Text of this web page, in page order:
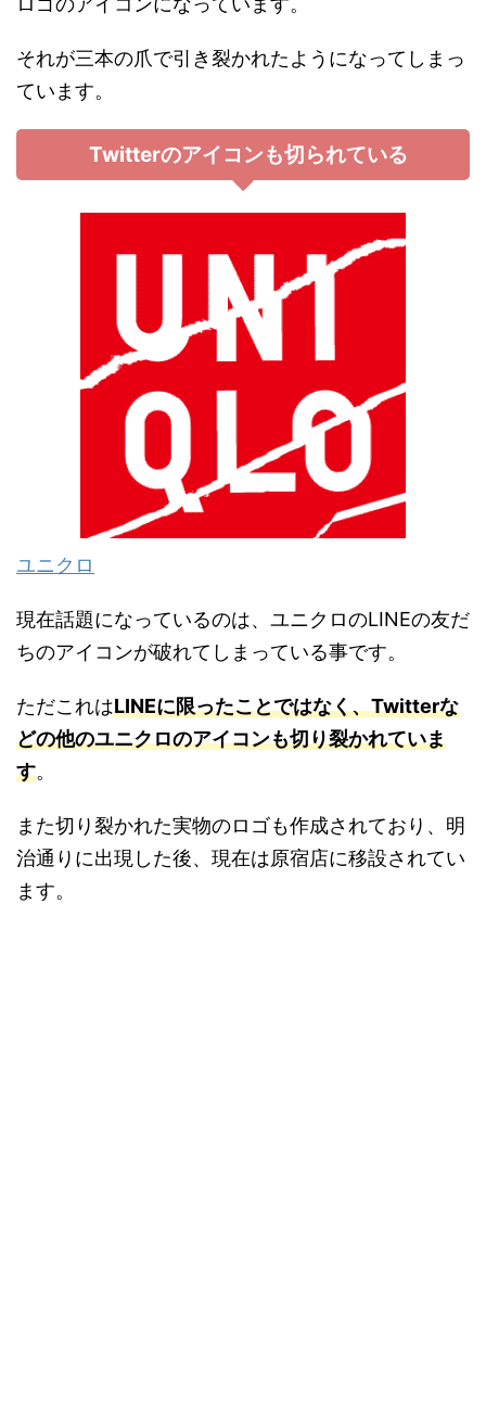
それが三本の爪で引き裂かれたようになってしまっ
ています。
Twitterのアイコンも切られている
ユニクロ
現在話題になっているのは、ユニクロのLINEの友だ
ちのアイコンが破れてしまっている事です。
ただこれはLINEに限ったことではなく、Twitterな
どの他のユニクロのアイコンも切り裂かれていま
す。
また切り裂かれた実物のロゴも作成されており、明
治通りに出現した後、現在は原宿店に移設されてい
ます。